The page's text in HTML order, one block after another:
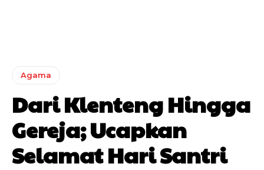
Agama
Dari Klenteng Hingga
Gereja; Ucapkan
Selamat Hari Santri